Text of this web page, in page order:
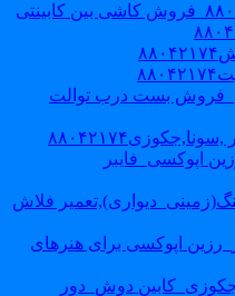
بست درب توالت
اپوکسی_فایبر
فلاش
اپوکسی برای هنرهای
دوش_دور